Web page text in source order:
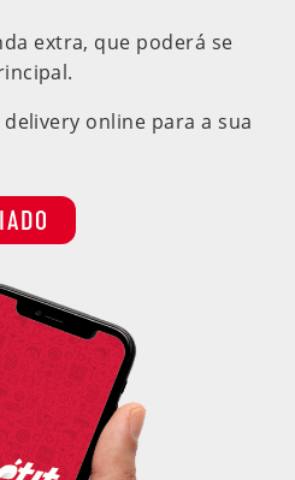
extra, que poderá se
online para a sua